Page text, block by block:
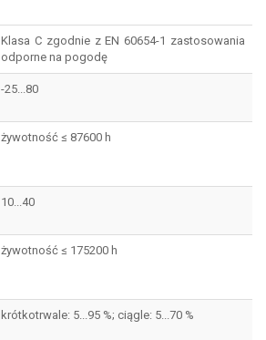
Klasa C zgodnie z EN 60654-1 zastosowania
odporne na pogodę
-25...80
żywotność ≤ 87600 h
10...40
żywotność ≤ 175200 h
krótkotrwale: 5...95 %; ciągle: 5...70 %